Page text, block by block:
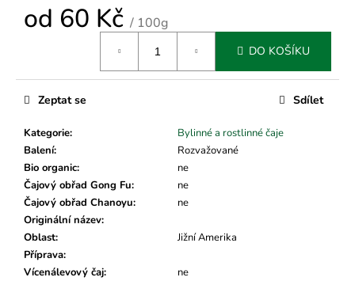
od 60 Kč / 100g
DO KOŠÍKU
Kategorie:
Bylinné a rostlinné čaje
Balení:
Rozvažované
Bio organic:
ne
Čajový obřad Gong Fu:
ne
Čajový obřad Chanoyu:
ne
Originální název:
Oblast:
Jižní Amerika
Příprava:
Vícenálevový čaj:
ne
Zeptat se Sdílet
D
o
u
e
m
e